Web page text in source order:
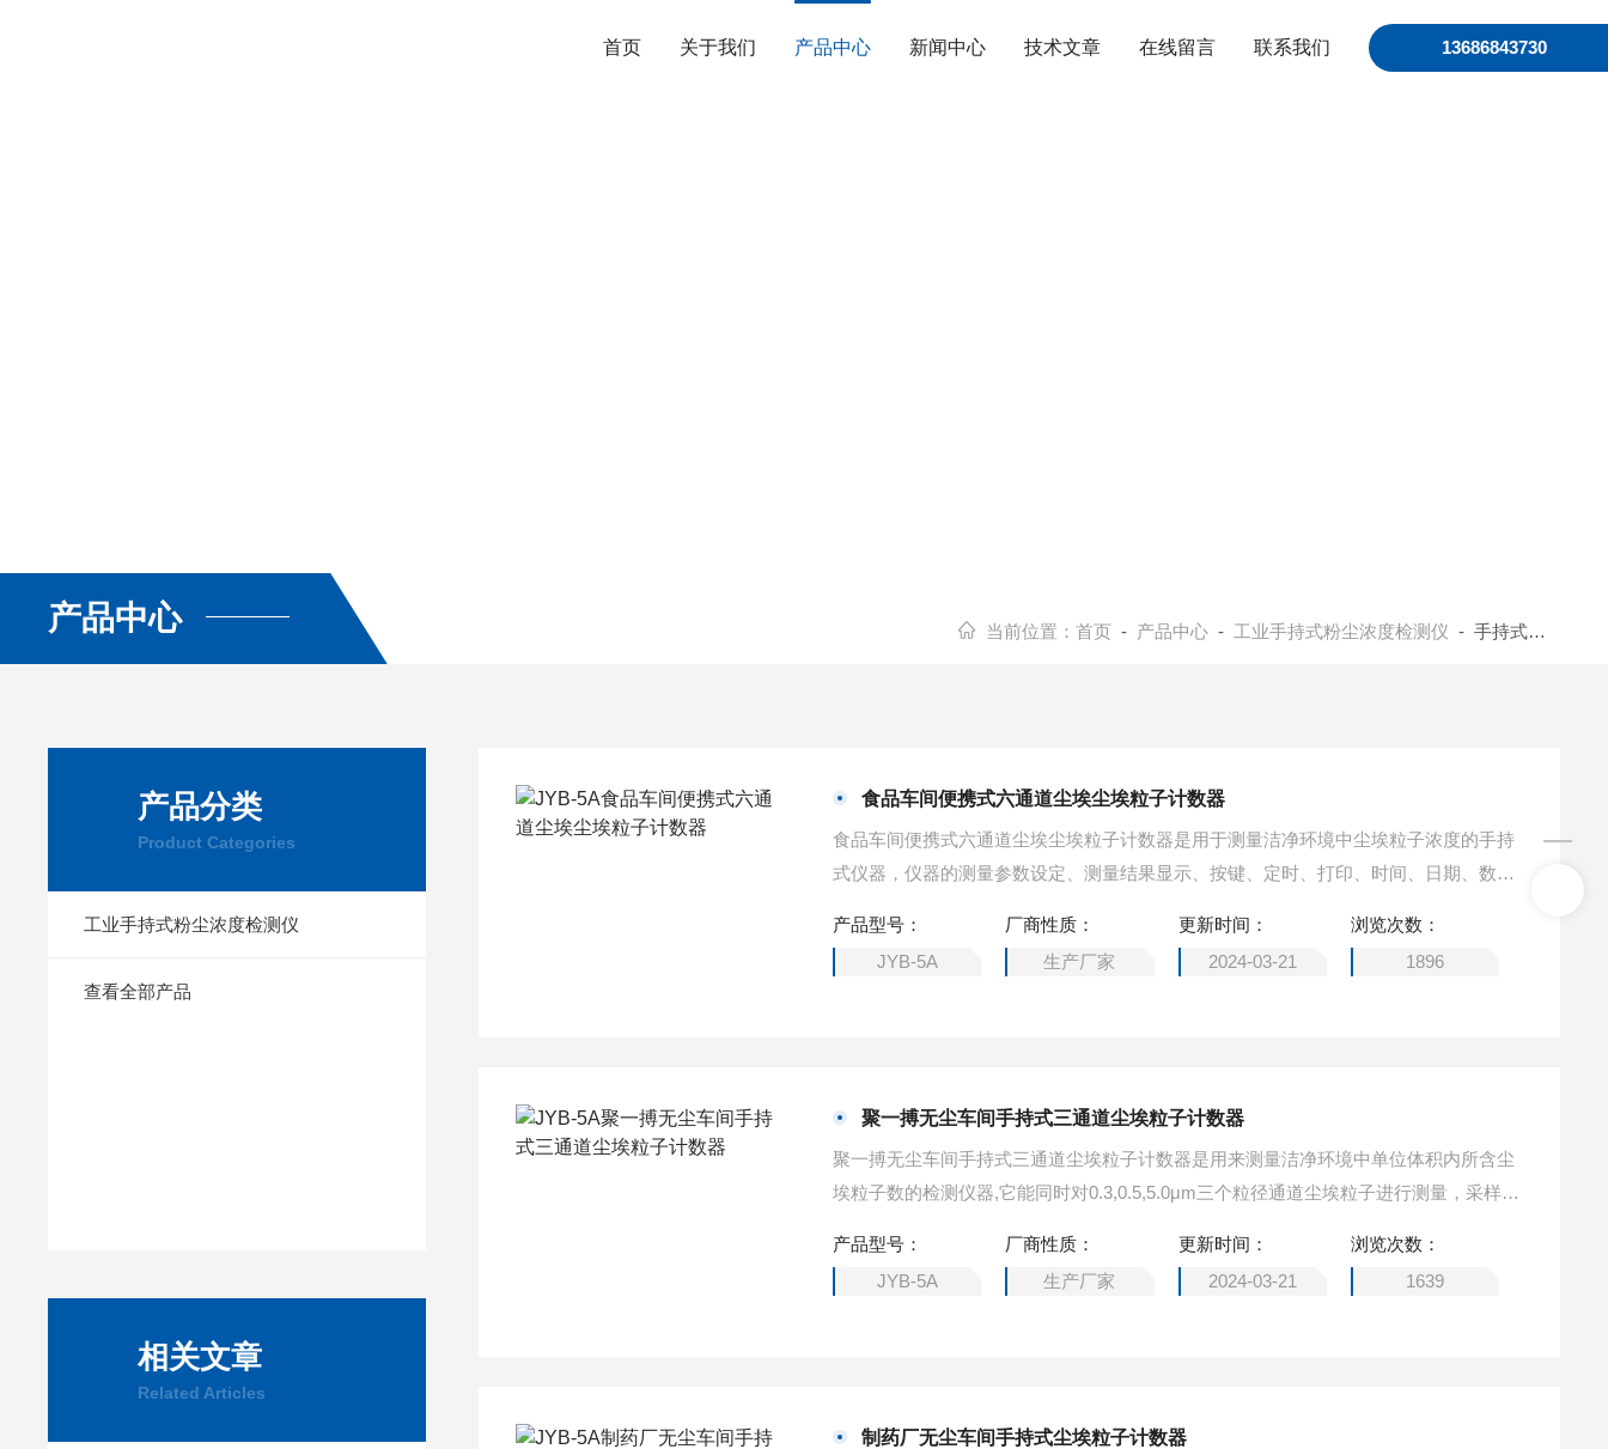
13686843730
首页 关于我们 产品中心 新闻中心 技术文章 在线留言 联系我们
产品中心 当前位置：首页 - 产品中心 - 工业手持式粉尘浓度检测仪 - 手持式尘埃粒子计数器
产品分类
Product Categories
工业手持式粉尘浓度检测仪
查看全部产品
相关文章
Related Articles
食品车间便携式六通道尘埃尘埃粒子计数器
食品车间便携式六通道尘埃尘埃粒子计数器是用于测量洁净环境中尘埃粒子浓度的手持
式仪器，仪器的测量参数设定、测量结果显示、按键、定时、打印、时间、日期、数据
过电脑进行分析处理并可以保存。
产品型号：
JYB-5A
厂商性质：
生产厂家
更新时间：
2024-03-21
浏览次数：
1896
聚一搏无尘车间手持式三通道尘埃粒子计数器
聚一搏无尘车间手持式三通道尘埃粒子计数器是用来测量洁净环境中单位体积内所含尘
埃粒子数的检测仪器,它能同时对0.3,0.5,5.0μm三个粒径通道尘埃粒子进行测量，采样数
集系统连接，整机采用微电脑控制处理、半导体激光传感器技术、采样气泵等组成
产品型号：
JYB-5A
厂商性质：
生产厂家
更新时间：
2024-03-21
浏览次数：
1639
制药厂无尘车间手持式尘埃粒子计数器